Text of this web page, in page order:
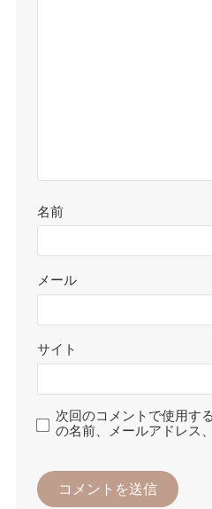
名前
メール
サイト
次回のコメントで使用す
の名前、メールアドレス